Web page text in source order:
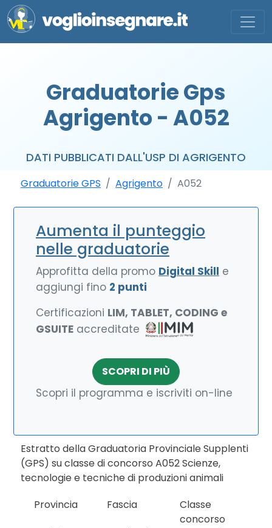
Graduatorie Gps
Agrigento - A052
DATI PUBBLICATI DALL'USP DI AGRIGENTO
Graduatorie GPS Agrigento A052
Aumenta il punteggio
nelle graduatorie
Approfitta della promo Digital Skill e
aggiungi fino 2 punti
Certificazioni LIM, TABLET, CODING e
GSUITE accreditate
SCOPRI DI PIÙ
Scopri il programma e iscriviti on-line
Estratto della Graduatoria Provinciale Supplenti
(GPS) su classe di concorso A052 Scienze,
tecnologie e tecniche di produzioni animali
Provincia
Fascia
Classe
concorso